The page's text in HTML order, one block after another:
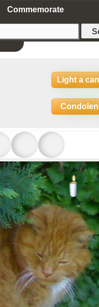
Commemorate
Light a